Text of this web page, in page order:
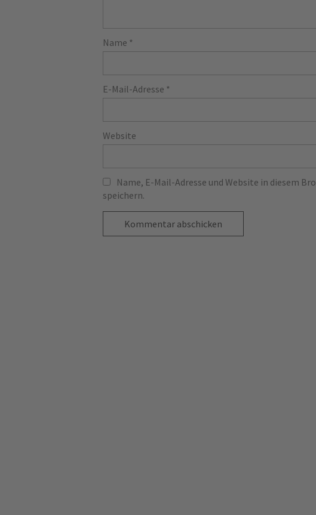
Name *
E-Mail-Adresse *
Website
Name, E-Mail-Adresse und Website in diesem
speichern.